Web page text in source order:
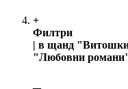
+
Филтри
| в щанд
"Любовни